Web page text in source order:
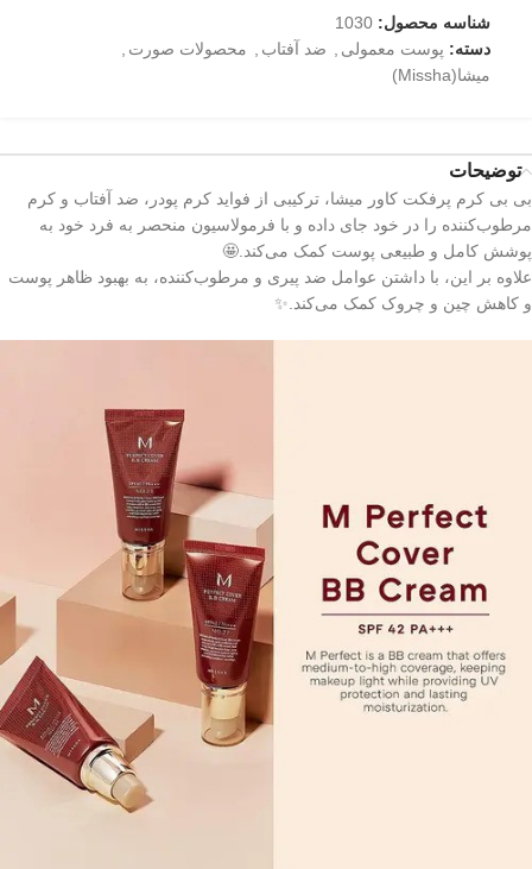
شناسه محصول: 1030
دسته: پوست معمولی ضد آفتاب محصولات صورت
میشا(Missha)
توضیحات
بی بی کرم پرفکت کاور میشا، ترکیبی از فواید کرم پودر، ضد آفتاب و کرم
مرطوب‌کننده را در خود جای داده و با فرمولاسیون منحصر به فرد خود به
پوشش کامل و طبیعی پوست کمک می‌کند.🤩
علاوه بر این، با داشتن عوامل ضد پیری و مرطوب‌کننده، به بهبود ظاهر پوست
و کاهش چین و چروک کمک می‌کند.✨